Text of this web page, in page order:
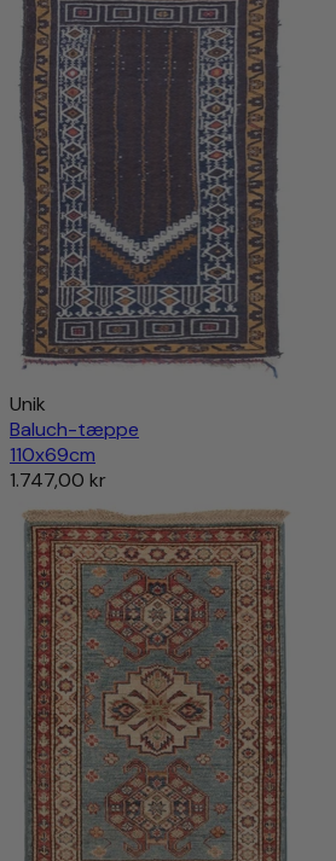
5.186,00 kr 9.259,00 kr-43%
Tilføj til indkøbskurv
Unik
Baluch-tæppe
110x69cm
1.747,00 kr